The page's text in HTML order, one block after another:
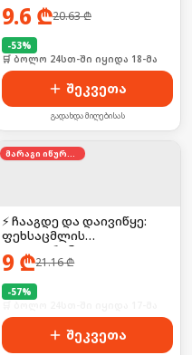
9.6 ₾20.63₾
-53%
🛒 ბოლო 24სთ-ში იყიდა 18-მა
შეკვეთა
გადახდა მიღებისას
მარაგი იწურება
⚡ ჩააგდე და დაივიწყე:
ფეხსაცმლის
დეოდორანტი
9 ₾21.16₾
-57%
შეკვეთა